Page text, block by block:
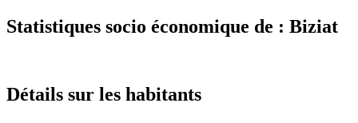
Statistiques socio économique de : Biziat
Détails sur les habitants